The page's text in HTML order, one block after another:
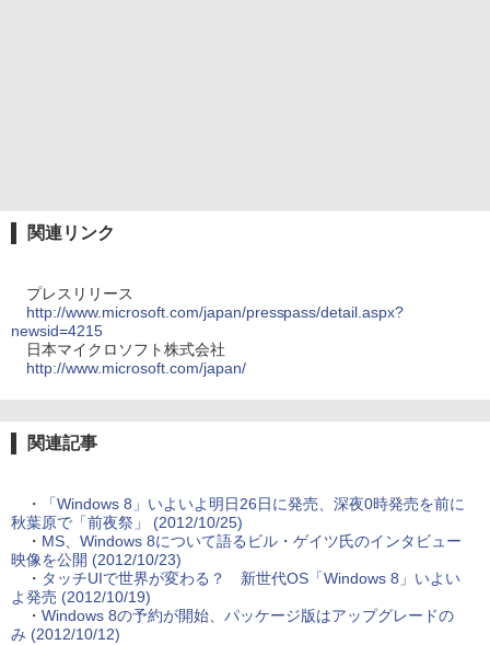
関連リンク
プレスリリース
http://www.microsoft.com/japan/presspass/detail.aspx?
newsid=4215
日本マイクロソフト株式会社
http://www.microsoft.com/japan/
関連記事
・
「Windows 8」いよいよ明日26日に発売、深夜0時発売を前に
秋葉原で「前夜祭」 (2012/10/25)
・ MS、Windows 8について語るビル・ゲイツ氏のインタビュー
映像を公開 (2012/10/23)
・ タッチUIで世界が変わる？ 新世代OS「Windows 8」いよい
よ発売 (2012/10/19)
・ Windows 8の予約が開始、パッケージ版はアップグレードの
み (2012/10/12)